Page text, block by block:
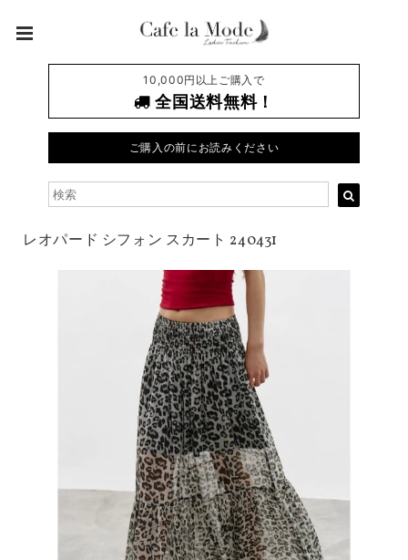
10,000円以上ご購入で
全国送料無料！
ご購入の前にお読みください
レオパード シフォン スカート 240431